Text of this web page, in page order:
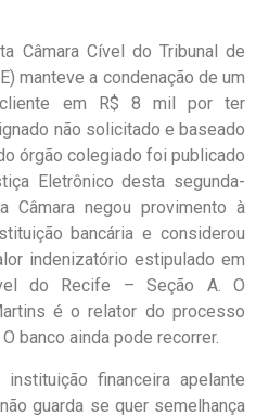
Câmara Cível do Tribunal de
manteve a condenação de um
cliente em R$ 8 mil por ter
não solicitado e baseado
órgão colegiado foi publicado
Eletrônico desta segunda-
Câmara negou provimento à
bancária e considerou
indenizatório estipulado em
do Recife – Seção A. O
é o relator do processo
banco ainda pode recorrer.
financeira apelante
guarda se quer semelhança